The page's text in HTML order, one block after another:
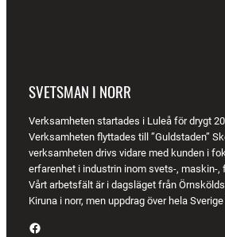
SVETSMAN I NORR
Verksamheten startades i Luleå för drygt
Verksamheten flyttades till ”Guldstaden”
verksamheten drivs vidare med kunden i
erfarenhet i industrin inom svets-, maskin-,
Vårt arbetsfält är i dagsläget från
Kiruna i norr, men uppdrag över hela
Facebook